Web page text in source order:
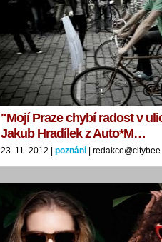
"Mojí Praze chybí radost v
Jakub Hradílek z Auto*M…
23. 11. 2012 | poznání |